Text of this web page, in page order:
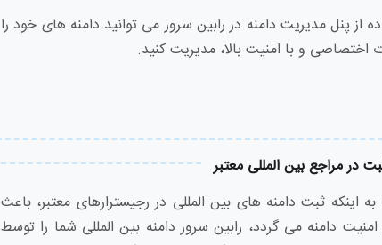
.net.tr
430,000
.org.tr
430,000 تومان
.pro
860,000 تومان
از پنل مدیریت دامنه در رابین سرور می توانید دامنه های خود را
اختصاصی و با امنیت بالا، مدیریت کنید.
در مراجع بین المللی معتبر
اینکه ثبت دامنه های بین المللی در رجیسترارهای معتبر، باعث
دامنه می گردد، رابین سرور دامنه بین المللی شما را توسط